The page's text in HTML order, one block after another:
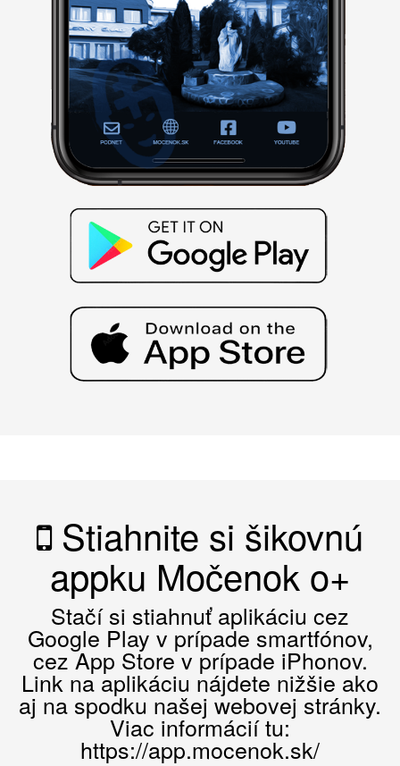
Stiahnite si šikovnú
appku Močenok o+
Stačí si stiahnuť aplikáciu cez
Google Play v prípade smartfónov,
cez App Store v prípade iPhonov.
Link na aplikáciu nájdete nižšie ako
aj na spodku našej webovej stránky.
Viac informácií tu:
https://app.mocenok.sk/